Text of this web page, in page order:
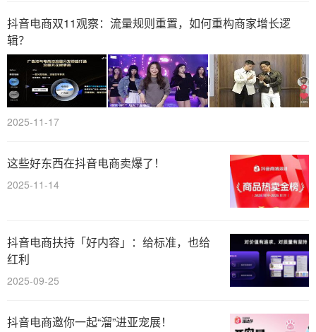
抖音电商双11观察：流量规则重置，如何重构商家增长逻
辑？
2025-11-17
这些好东西在抖音电商卖爆了！
2025-11-14
抖音电商扶持「好内容」：给标准，也给
红利
2025-09-25
抖音电商邀你一起“溜”进亚宠展！